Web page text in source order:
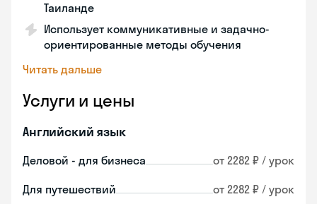
Таиланде
Использует коммуникативные и задачно-
ориентированные методы обучения
Читать дальше
Услуги и цены
Английский язык
Деловой - для бизнеса от 2282 ₽ / урок
Для путешествий от 2282 ₽ / урок